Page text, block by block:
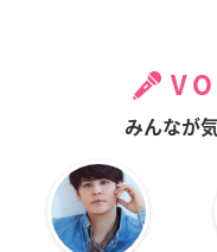
みんなが